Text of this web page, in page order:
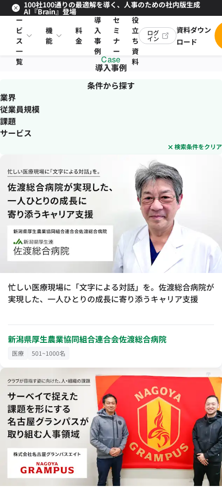
100社100通りの最適解を導く、人事のための社内版生成
AI『Brain』登場
サ
ー
ビ
ス
一
覧
機
能
料
金
導
入
事
例
セ
ミ
ナ
ー
お
役
立
ち
資
料
ログ
イン
資料ダウン
ロード
Case
導入事例
条件から探す
業界
従業員規模
課題
サービス
検索条件をクリア
忙しい医療現場に「文字による対話」を。佐渡総合病院が
実現した、一人ひとりの成長に寄り添うキャリア支援
新潟県厚生農業協同組合連合会佐渡総合病院
医療 501~1000名